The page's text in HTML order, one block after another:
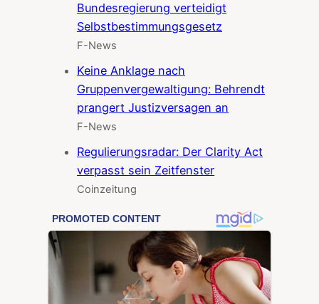
Bundesregierung verteidigt
Selbstbestimmungsgesetz
F-News
Keine Anklage nach
Gruppenvergewaltigung: Behrendt
prangert Justizversagen an
F-News
Regulierungsradar: Der Clarity Act
verpasst sein Zeitfenster
Coinzeitung